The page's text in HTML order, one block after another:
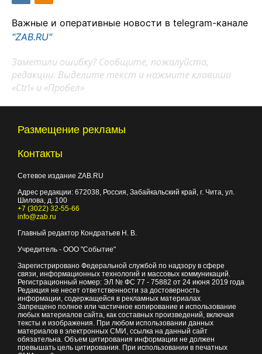
Важные и оперативные новости в telegram-канале
"ZAB.RU"
Заметили ошибку? Сообщите, пожалуйста,
редакции. Выделите текст и нажмите клавиши
«Ctrl» и «Пробел»
Размещение рекламы
Контакты
Сетевое издание ZAB.RU
Адрес редакции: 672038, Россия, Забайкальский край, г. Чита, ул.
Шилова, д. 100
+7 (3022) 32-55-66
info@zab.ru
Главный редактор Кондратьев Н. В.
Учредитель - ООО "Событие"
Зарегистрировано Федеральной службой по надзору в сфере
связи, информационных технологий и массовых коммуникаций.
Регистрационный номер: ЭЛ № ФС 77 - 75882 от 24 июня 2019 года
Редакция не несет ответственности за достоверность
информации, содержащейся в рекламных материалах
Запрещено полное или частичное копирование и использование
любых материалов сайта, как составных произведений, включая
тексты и изображения. При любом использовании данных
материалов в электронных СМИ, ссылка на данный сайт
обязательна. Объем цитирования информации не должен
превышать цель цитирования. При использовании в печатных